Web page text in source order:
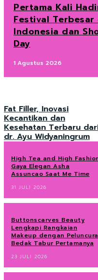
Pertama Kali
Festival
Indonesia dan
Day
1 Agustus 2026
Fat Filler, Inovasi
Kecantikan dan
Kesehatan Terbaru
dr. Ayu Widyaningrum
High Tea and High
Gaya Elegan Asha
Assuncao Saat Me Time
31 JULI 2026
Buttonscarves Beauty
Lengkapi Rangkaian
Makeup dengan
Bedak Tabur Pertamanya
23 JULI 2026